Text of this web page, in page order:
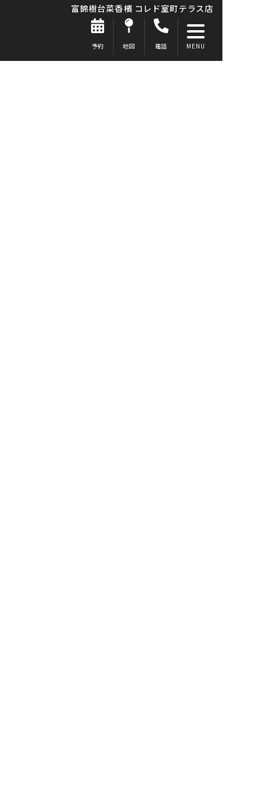
富錦樹台菜香檳 コレド室町テラス店
予約 地図 電話